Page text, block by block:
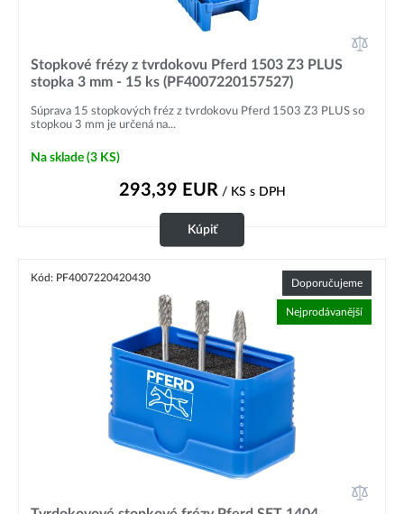
Stopkové frézy z tvrdokovu Pferd 1503 Z3 PLUS
stopka 3 mm - 15 ks (PF4007220157527)
Súprava 15 stopkových fréz z tvrdokovu Pferd 1503 Z3 PLUS so
stopkou 3 mm je určená na...
Na sklade (3 KS)
293,39 EUR / KS s DPH
Kúpiť
Kód: PF4007220420430 Doporučujeme
Nejprodávanější